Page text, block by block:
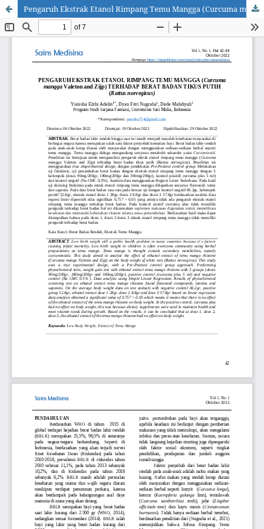
Pengaruh Ekstrak Etanol Rimpang Temu Mangga (Curcuma mangga Valeton and Zijp) Terhadap Berat Badan Tikus Putih (Rattus norvegicus)